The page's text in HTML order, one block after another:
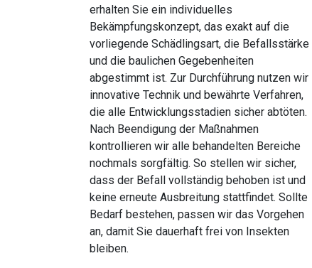
erhalten Sie ein individuelles
Bekämpfungskonzept, das exakt auf die
vorliegende Schädlingsart, die Befallsstärke
und die baulichen Gegebenheiten
abgestimmt ist. Zur Durchführung nutzen wir
innovative Technik und bewährte Verfahren,
die alle Entwicklungsstadien sicher abtöten.
Nach Beendigung der Maßnahmen
kontrollieren wir alle behandelten Bereiche
nochmals sorgfältig. So stellen wir sicher,
dass der Befall vollständig behoben ist und
keine erneute Ausbreitung stattfindet. Sollte
Bedarf bestehen, passen wir das Vorgehen
an, damit Sie dauerhaft frei von Insekten
bleiben.